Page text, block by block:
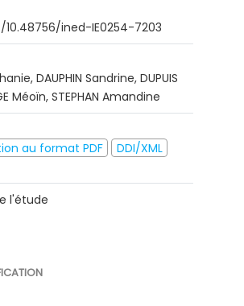
ined-IE0254-7203
DAUPHIN Sandrine, DUPUIS
Méoïn, STEPHAN Amandine
au format PDF
DDI/XML
l'étude